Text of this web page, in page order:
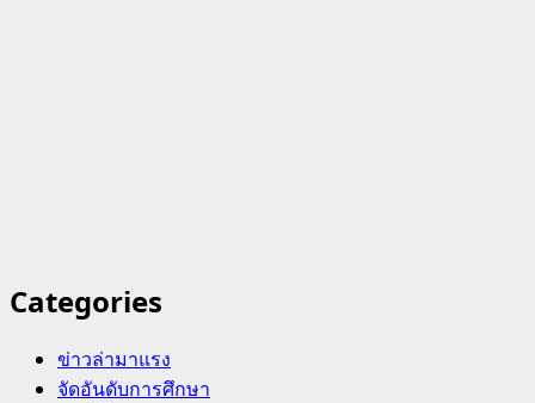
Categories
ข่าวล่ามาแรง
จัดอันดับการศึกษา